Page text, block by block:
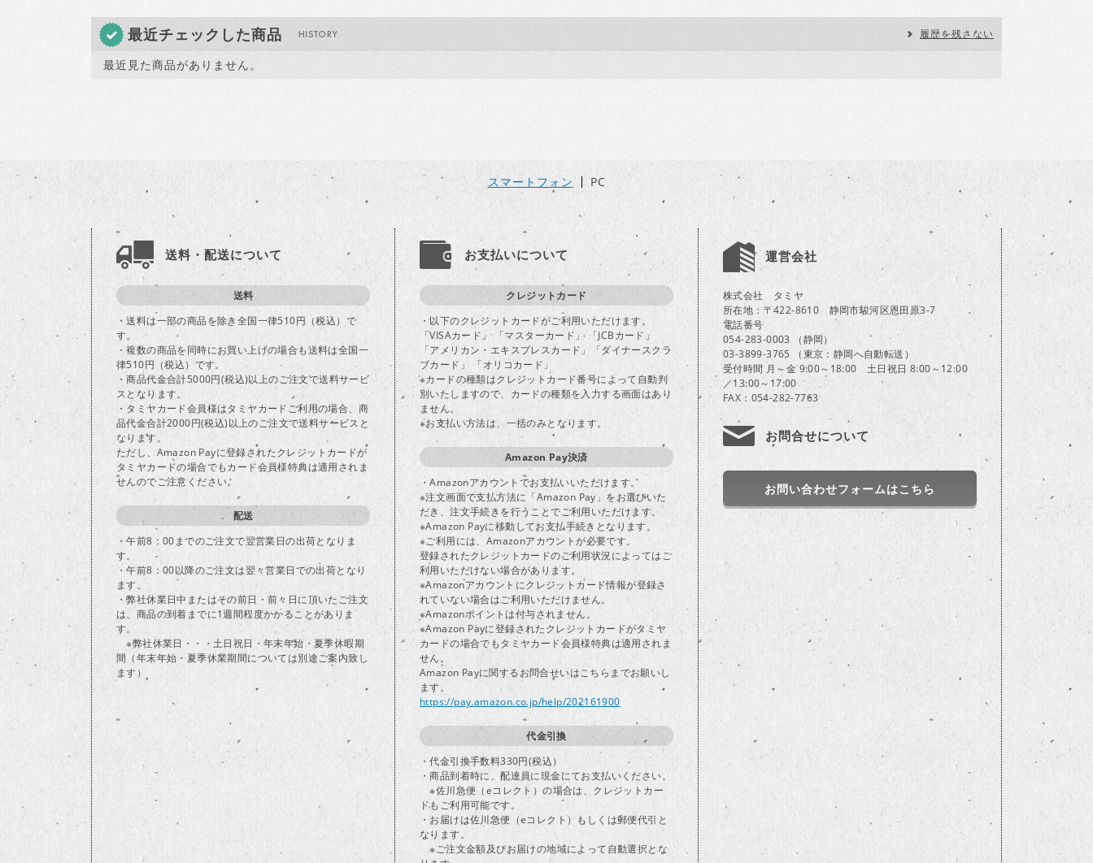
最近チェックした商品 履歴を残さない
最近見た商品がありません。
スマートフォン PC
送料・配送について
送料
・送料は一部の商品を除き全国一律510円（税込）で
す。
・複数の商品を同時にお買い上げの場合も送料は全国一
律510円（税込）です。
・商品代金合計5000円(税込)以上のご注文で送料サービ
スとなります。
・タミヤカード会員様はタミヤカードご利用の場合、商
品代金合計2000円(税込)以上のご注文で送料サービスと
なります。
ただし、Amazon Payに登録されたクレジットカードが
タミヤカードの場合でもカード会員様特典は適用されま
せんのでご注意ください。
配送
・午前8：00までのご注文で翌営業日の出荷となりま
す。
・午前8：00以降のご注文は翌々営業日での出荷となり
ます。
・弊社休業日中またはその前日・前々日に頂いたご注文
は、商品の到着までに1週間程度かかることがありま
す。
※弊社休業日・・・土日祝日・年末年始・夏季休暇期
間（年末年始・夏季休業期間については別途ご案内致し
ます）
お支払いについて
クレジットカード
・以下のクレジットカードがご利用いただけます。
「VISAカード」 「マスターカード」 「JCBカード」
「アメリカン・エキスプレスカード」「ダイナースクラ
ブカード」 「オリコカード」
※カードの種類はクレジットカード番号によって自動判
別いたしますので、カードの種類を入力する画面はあり
ません。
※お支払い方法は、一括のみとなります。
Amazon Pay決済
・Amazonアカウントでお支払いいただけます。
※注文画面で支払方法に「Amazon Pay」をお選びいた
だき、注文手続きを行うことでご利用いただけます。
※Amazon Payに移動してお支払手続きとなります。
※ご利用には、Amazonアカウントが必要です。
登録されたクレジットカードのご利用状況によってはご
利用いただけない場合があります。
※Amazonアカウントにクレジットカード情報が登録さ
れていない場合はご利用いただけません。
※Amazonポイントは付与されません。
※Amazon Payに登録されたクレジットカードがタミヤ
カードの場合でもタミヤカード会員様特典は適用されま
せん。
Amazon Payに関するお問合せいはこちらまでお願いし
ます。
https://pay.amazon.co.jp/help/202161900
代金引換
・代金引換手数料330円(税込）
・商品到着時に、配達員に現金にてお支払いください。
※佐川急便（eコレクト）の場合は、クレジットカー
ドもご利用可能です。
・お届けは佐川急便（eコレクト）もしくは郵便代引と
なります。
※ご注文金額及びお届けの地域によって自動選択とな
運営会社
株式会社 タミヤ
所在地：〒422-8610 静岡市駿河区恩田原3-7
電話番号
054-283-0003 （静岡）
03-3899-3765 （東京：静岡へ自動転送）
受付時間 月～金 9:00～18:00 土日祝日 8:00～12:00
／13:00～17:00
FAX：054-282-7763
お問合せについて
お問い合わせフォームはこちら